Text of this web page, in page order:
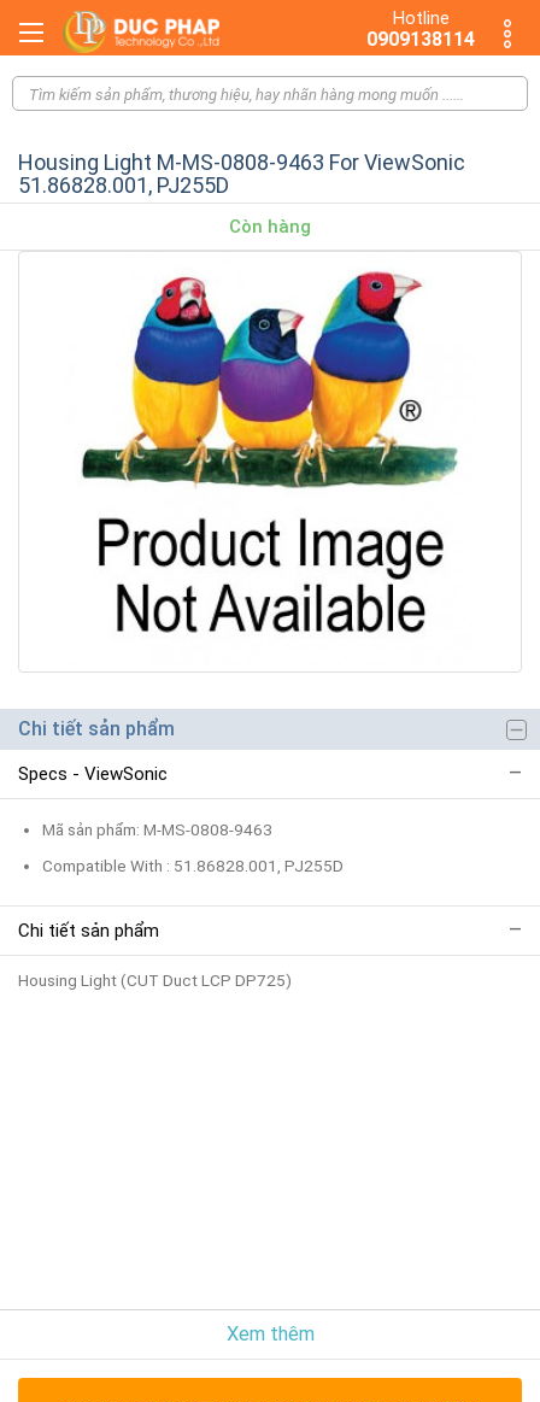
Hotline
0909138114
Housing Light M-MS-0808-9463 For ViewSonic
51.86828.001, PJ255D
Còn hàng
Chi tiết sản phẩm
Specs - ViewSonic
Mã sản phẩm: M-MS-0808-9463
Compatible With : 51.86828.001, PJ255D
Chi tiết sản phẩm
Housing Light (CUT Duct LCP DP725)
Xem thêm